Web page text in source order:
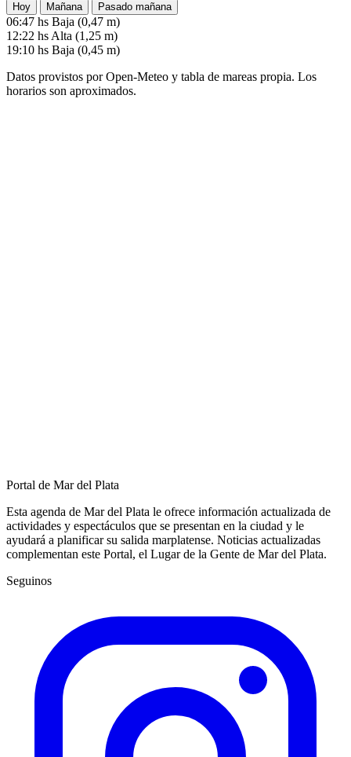
Hoy Mañana Pasado mañana
06:47 hs Baja (0,47 m)
12:22 hsAlta (1,25 m)
19:10 hs Baja (0,45 m)
Datos provistos por Open-Meteo y tabla de mareas propia. Los
horarios son aproximados.
Portal de Mar del Plata
Esta agenda de Mar del Plata le ofrece información actualizada de
actividades y espectáculos que se presentan en la ciudad y le
ayudará a planificar su salida marplatense. Noticias actualizadas
complementan este Portal, el Lugar de la Gente de Mar del Plata.
Seguinos